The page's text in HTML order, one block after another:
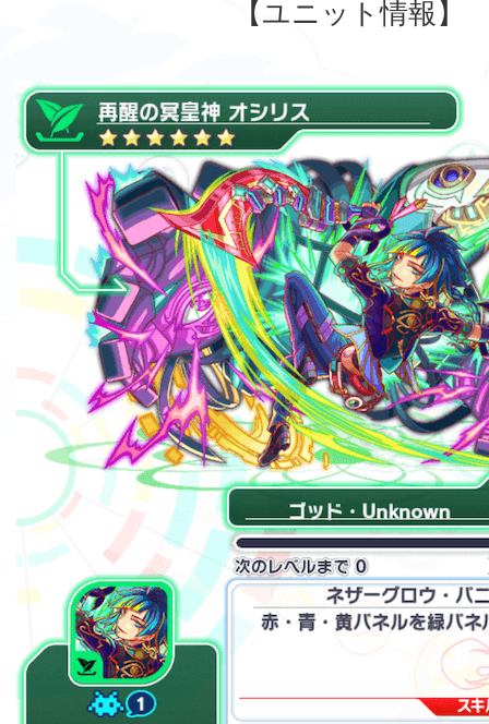
【ユニット情報】